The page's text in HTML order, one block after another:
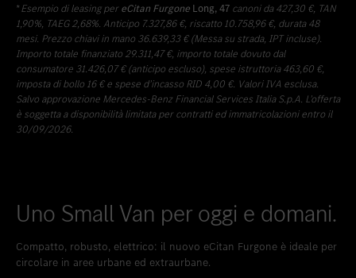
*Esempio di leasing pereCitan Furgone Long, 47 canoni da 427,30 €, TAN
1,90%, TAEG 2,68%. Anticipo 7.327,86 €, riscatto 10.758,96 €, durata 48
mesi. Prezzo chiavi in mano 36.639,33 € (Messa su strada, IPT incluse).
Importo totale finanziato 29.311,47 €, importo totale dovuto dal
consumatore 31.426,07 € (anticipo escluso), spese istruttoria 463,60 €,
imposta di bollo 16 € e spese d’incasso RID 4,00 €. Valori IVA esclusa.
Salvo approvazione Mercedes-Benz Financial Services Italia S.p.A. L’offerta
è soggetta a disponibilità limitata per contratti ed immatricolazioni entro il
30/09/2026.
Uno Small Van per oggi e domani.
Compatto, robusto, elettrico: il nuovo eCitan Furgone è ideale per
circolare in aree urbane ed extraurbane.​